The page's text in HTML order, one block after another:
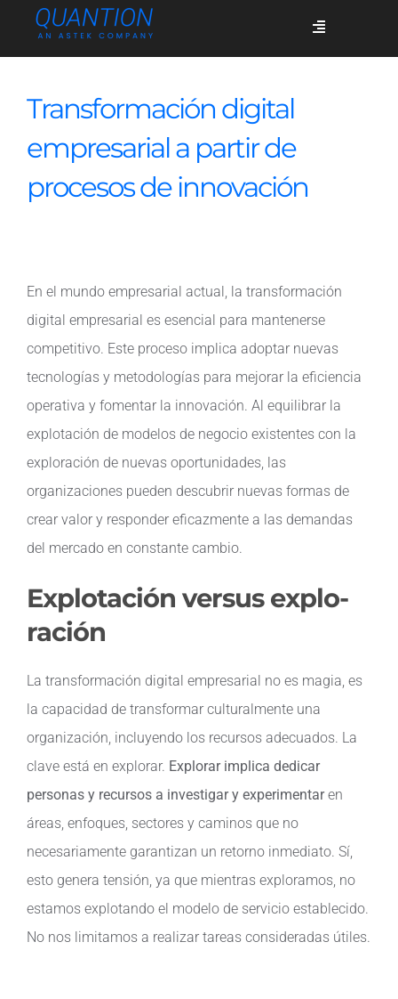
Toggle
Quiénes somos
Contacto
Transformación digital
empresarial a partir de
procesos de innovación
En el mundo empresarial actual, la transformación
digital empresarial es esencial para mantenerse
competitivo. Este proceso implica adoptar nuevas
tecnologías y metodologías para mejorar la eficiencia
operativa y fomentar la innovación. Al equilibrar la
explotación de modelos de negocio existentes con la
exploración de nuevas oportunidades, las
organizaciones pueden descubrir nuevas formas de
crear valor y responder eficazmente a las demandas
del mercado en constante cambio.
Explotación versus explo­
ración
La transformación digital empresarial no es magia, es
la capacidad de transformar culturalmente una
organización, incluyendo los recursos adecuados. La
clave está en explorar. Explorar implica dedicar
personas y recursos a investigar y experimentaren
áreas, enfoques, sectores y caminos que no
necesariamente garantizan un retorno inmediato. Sí,
esto genera tensión, ya que mientras exploramos, no
estamos explotando el modelo de servicio establecido.
No nos limitamos a realizar tareas consideradas útiles.